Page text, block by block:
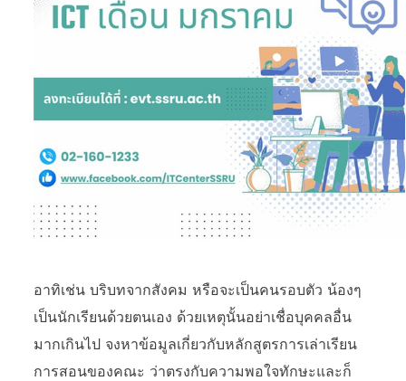
อาทิเช่น บริบทจากสังคม หรือจะเป็นคนรอบตัว น้องๆ
เป็นนักเรียนด้วยตนเอง ด้วยเหตุนั้นอย่าเชื่อบุคคลอื่น
มากเกินไป จงหาข้อมูลเกี่ยวกับหลักสูตรการเล่าเรียน
การสอนของคณะ ว่าตรงกับความพอใจทักษะและก็